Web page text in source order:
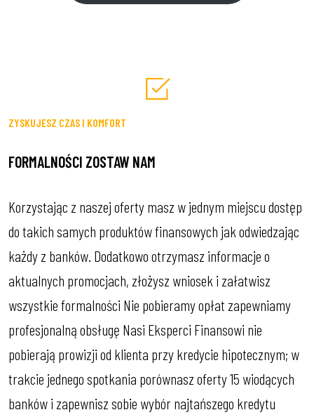
ZYSKUJESZ CZAS I KOMFORT
FORMALNOŚCI ZOSTAW NAM
Korzystając z naszej oferty masz w jednym miejscu dostęp
do takich samych produktów finansowych jak odwiedzając
każdy z banków. Dodatkowo otrzymasz informacje o
aktualnych promocjach, złożysz wniosek i załatwisz
wszystkie formalności Nie pobieramy opłat zapewniamy
profesjonalną obsługę Nasi Eksperci Finansowi nie
pobierają prowizji od klienta przy kredycie hipotecznym; w
trakcie jednego spotkania porównasz oferty 15 wiodących
banków i zapewnisz sobie wybór najtańszego kredytu